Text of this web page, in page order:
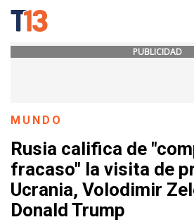
PUBLICIDAD
MUNDO
Rusia califica de
fracaso" la visita de
Ucrania, Volodimir
Donald Trump